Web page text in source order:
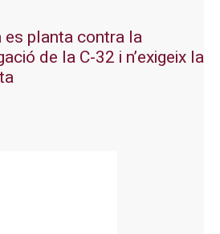
es planta contra la
de la C-32 i n’exigeix la